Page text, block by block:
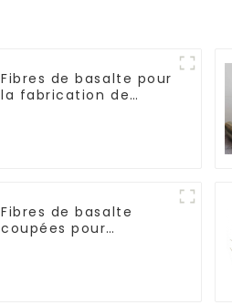
Fibres de basalte pour
la fabrication de
Fibres de basalte
coupées pour